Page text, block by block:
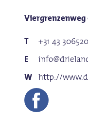
Viergrenzenweg
+31 43
http://